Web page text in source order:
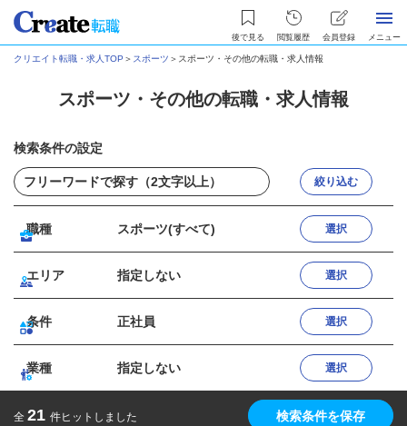
後で見る 閲覧履歴 会員登録 メニュー
クリエイト転職・求人TOP ＞ スポーツ ＞ スポーツ・その他の転職・求人情報
スポーツ・その他の転職・求人情報
検索条件の設定
絞り込む
職種 スポーツ(すべて) 選択
エリア 指定しない 選択
条件 正社員 選択
業種 指定しない 選択
全 21 件ヒットしました 検索条件を保存